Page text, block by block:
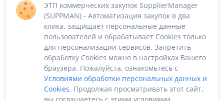
ЭТП коммерческих закупок SupplierManager
(SUPPMAN) - Автоматизация закупок в два
клика. защищает персональные данные
пользователей и обрабатывает Cookies только
для персонализации сервисов. Запретить
обработку Cookies можно в настройках Вашего
браузера. Пожалуйста, ознакомьтесь с
Условиями обработки персональных данных и
Cookies. Продолжая просматривать этот сайт,